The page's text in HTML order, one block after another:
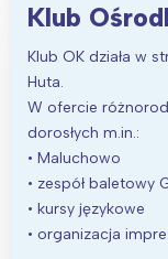
Klub
Klub OK działa w
Huta.
W ofercie
dorosłych m.in.:
• Maluchowo
• zespół baletowy
• kursy językowe
• organizacja
Łódź
Poznań
Wrocław